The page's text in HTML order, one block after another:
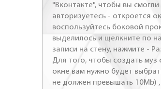
"Вконтакте", чтобы вы
авторизуетесь - откроется
воспользуйтесь боковой
выделилось и щелкните по
записи на стену, нажмите -
Для того, чтобы создать
окне вам нужно будет
не должен превышать 10Mb)